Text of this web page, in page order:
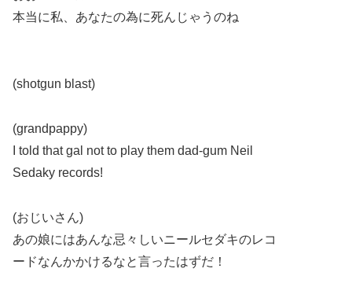
本当に私、あなたの為に死んじゃうのね
(shotgun blast)
(grandpappy)
I told that gal not to play them dad-gum Neil
Sedaky records!
(おじいさん)
あの娘にはあんな忌々しいニールセダキのレコ
ードなんかかけるなと言ったはずだ！